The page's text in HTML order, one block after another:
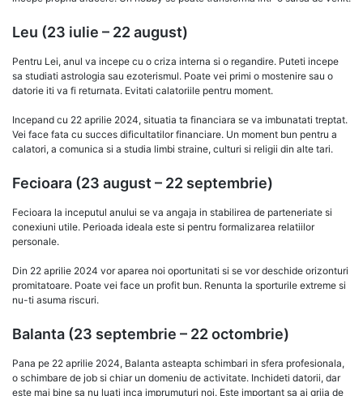
Leu (23 iulie – 22 august)
Pentru Lei, anul va incepe cu o criza interna si o regandire. Puteti incepe
sa studiati astrologia sau ezoterismul. Poate vei primi o mostenire sau o
datorie iti va fi returnata. Evitati calatoriile pentru moment.
Incepand cu 22 aprilie 2024, situatia ta financiara se va imbunatati treptat.
Vei face fata cu succes dificultatilor financiare. Un moment bun pentru a
calatori, a comunica si a studia limbi straine, culturi si religii din alte tari.
Fecioara (23 august – 22 septembrie)
Fecioara la inceputul anului se va angaja in stabilirea de parteneriate si
conexiuni utile. Perioada ideala este si pentru formalizarea relatiilor
personale.
Din 22 aprilie 2024 vor aparea noi oportunitati si se vor deschide orizonturi
promitatoare. Poate vei face un profit bun. Renunta la sporturile extreme si
nu-ti asuma riscuri.
Balanta (23 septembrie – 22 octombrie)
Pana pe 22 aprilie 2024, Balanta asteapta schimbari in sfera profesionala,
o schimbare de job si chiar un domeniu de activitate. Inchideti datorii, dar
este mai bine sa nu luati inca imprumuturi noi. Este important sa ai grija de